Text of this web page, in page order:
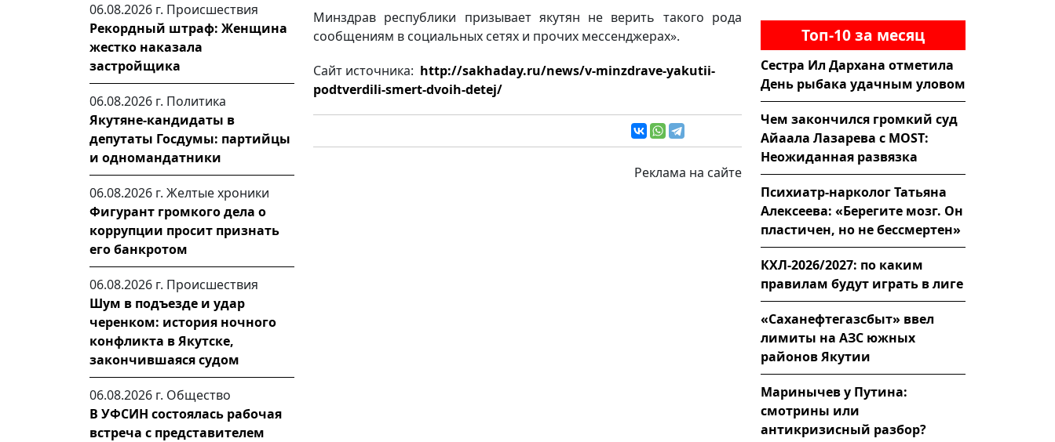
06.08.2026 г. Происшествия
Рекордный штраф: Женщина
жестко наказала
застройщика
06.08.2026 г. Политика
Якутяне-кандидаты в
депутаты Госдумы: партийцы
и одномандатники
06.08.2026 г. Желтые хроники
Фигурант громкого дела о
коррупции просит признать
его банкротом
06.08.2026 г. Происшествия
Шум в подъезде и удар
черенком: история ночного
конфликта в Якутске,
закончившаяся судом
06.08.2026 г. Общество
В УФСИН состоялась рабочая
встреча с представителем
Минздрав республики призывает якутян не верить такого рода
сообщениям в социальных сетях и прочих мессенджерах».
Сайт источника: http://sakhaday.ru/news/v-minzdrave-yakutii-
podtverdili-smert-dvoih-detej/
Реклама на сайте
Топ-10 за месяц
Сестра Ил Дархана отметила
День рыбака удачным уловом
Чем закончился громкий суд
Айаала Лазарева с MOST:
Неожиданная развязка
Психиатр-нарколог Татьяна
Алексеева: «Берегите мозг. Он
пластичен, но не бессмертен»
КХЛ-2026/2027: по каким
правилам будут играть в лиге
«Саханефтегазсбыт» ввел
лимиты на АЗС южных
районов Якутии
Маринычев у Путина:
смотрины или
антикризисный разбор?